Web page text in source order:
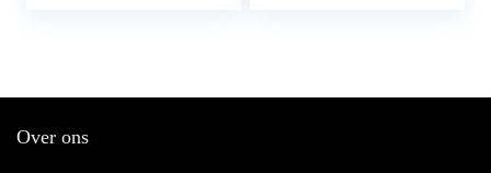
Over ons